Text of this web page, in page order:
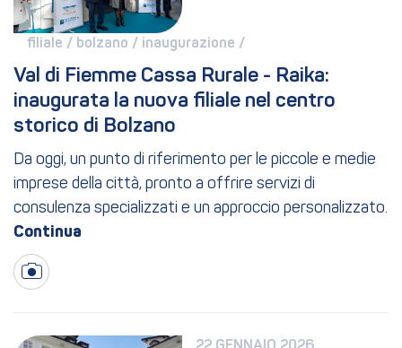
filiale / bolzano / inaugurazione /
Val di Fiemme Cassa Rurale - Raika:
inaugurata la nuova filiale nel centro
storico di Bolzano
Da oggi, un punto di riferimento per le piccole e medie
imprese della città, pronto a offrire servizi di
consulenza specializzati e un approccio personalizzato.